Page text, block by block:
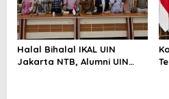
Halal Bihalal IKAL UIN
Jakarta NTB, Alumni UIN